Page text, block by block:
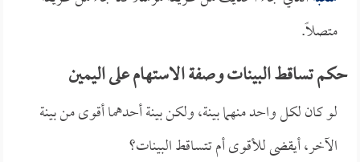
متصلاً.
حكم تساقط البينات وصفة الاستهام على اليمين
لو كان لكل واحد منهما بينة، ولكن بينة أحدهما أقوى من بينة
الآخر، أيقضى للأقوى أم تتساقط البينات؟